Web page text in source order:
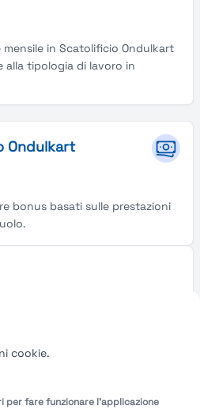
cookie.
per fare funzionare l'applicazione
in Scatolificio Ondulkart
alla tipologia di lavoro in
Ondulkart
bonus basati sulle prestazioni